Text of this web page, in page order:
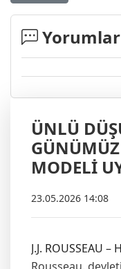
ÜNLÜ
MODELİ
23.05.2026 14:08
J.J. ROUSSEAU –